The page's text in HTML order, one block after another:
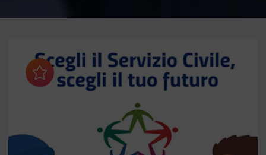
Aggiungi ai preferiti